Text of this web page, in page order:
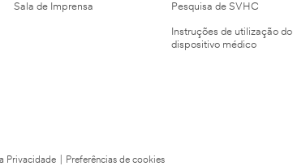
Sala de Imprensa Pesquisa de SVHC
Instruções de utilização do
dispositivo médico
Privacidade
Preferências de cookies